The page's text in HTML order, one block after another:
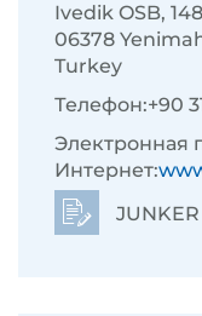
Ivedik OSB,
06378
Turkey
Телефон:+90
Электронная
Интернет: